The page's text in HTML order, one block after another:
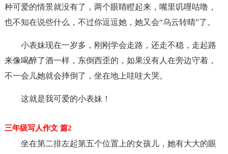
种可爱的情景就没有了，两个眼睛瞪起来，嘴里叽哩咕噜，
也不知在说些什么，不过你逗逗她，她又会“乌云转晴”了。
小表妹现在一岁多，刚刚学会走路，还走不稳，走起路
来像喝醉了酒一样，东倒西歪的，如果没有人在旁边守着，
不一会儿她就会摔倒了，坐在地上哇哇大哭。
这就是我可爱的小表妹！
三年级写人作文 篇2
坐在第二排左起第五个位置上的女孩儿，她有大大的眼